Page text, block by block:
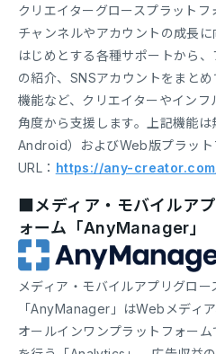
クリエイターグロースプラット
チャンネルやアカウントの成長
はじめとする各種サポートから
の紹介、SNSアカウントをまとめ
機能など、クリエイターやイン
角度から支援します。上記機能は
Android）およびWeb版プラット
URL： https://any-
■メディア・モバイルア
ォーム「AnyManager」
メディア・モバイルアプリグロ
「AnyManager」はWebメディ
オールインワンプラットフォー